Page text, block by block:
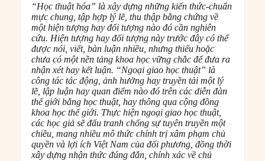
“Học thuật hóa” là xây dựng những kiến thức-chuẩn
mực chung, tập hợp lý lẽ, thu thập bằng chứng về
một hiện tượng hay đối tượng nào đó cần nghiên
cứu. Hiện tượng hay đối tượng này trước đây có thể
được nói, viết, bàn luận nhiều, nhưng thiếu hoặc
chưa có một nền tảng khoa học vững chắc để đưa ra
nhận xét hay kết luận. “Ngoại giao học thuật” là
công tác tác động, ảnh hưởng hay truyền tải một lý
lẽ, lập luận hay quan điểm nào đó trên các diễn đàn
thế giới bằng học thuật, hay thông qua cộng đồng
khoa học thế giới. Thực hiện ngoại giao học thuật,
các học giả sẽ đấu tranh chống sự tuyên truyền một
chiều, mang nhiều mô thức chính trị xâm phạm chủ
quyền và lợi ích Việt Nam của đối phương, đồng thời
xây dựng nhận thức đúng đắn, chính xác về chủ